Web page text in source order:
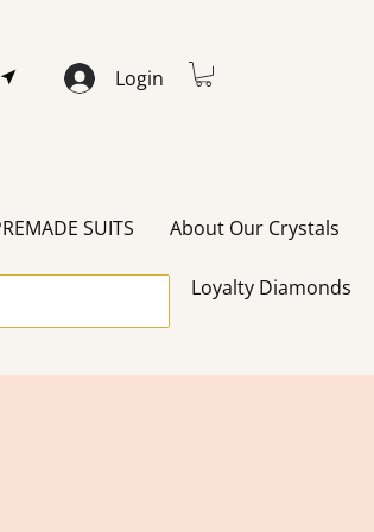
Login
SUITS About Our Crystals
Loyalty Diamonds